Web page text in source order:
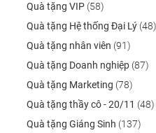
Quà tặng VIP (58)
Quà tặng Hệ thống Đại Lý (48)
Quà tặng nhân viên (91)
Quà tặng Doanh nghiệp (87)
Quà tặng Marketing (78)
Quà tặng thầy cô - 20/11 (48)
Quà tặng Giáng Sinh (137)